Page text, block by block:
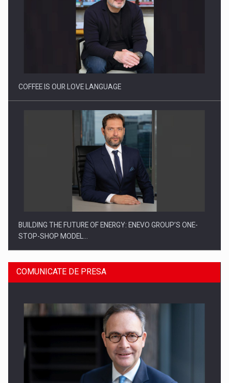
Proteinmaxxing and the Future of Protein Demand
COFFEE IS OUR LOVE LANGUAGE
BUILDING THE FUTURE OF ENERGY: ENEVO GROUP’S ONE-
STOP-SHOP MODEL…
ROOTED IN ROMANIA, BUILT TO DELIVER TECHNOLOGY FOR
COMUNICATE DE PRESA